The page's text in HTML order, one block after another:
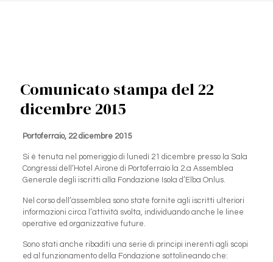
Comunicato stampa del 22
dicembre 2015
Portoferraio, 22 dicembre 2015
Si è tenuta nel pomeriggio di lunedì 21 dicembre presso la Sala
Congressi dell’Hotel Airone di Portoferraio la 2.a Assemblea
Generale degli iscritti alla Fondazione Isola d’Elba Onlus.
Nel corso dell’assemblea sono state fornite agli iscritti ulteriori
informazioni circa l’attività svolta, individuando anche le linee
operative ed organizzative future.
Sono stati anche ribaditi una serie di principi inerenti agli scopi
ed al funzionamento della Fondazione sottolineando che: